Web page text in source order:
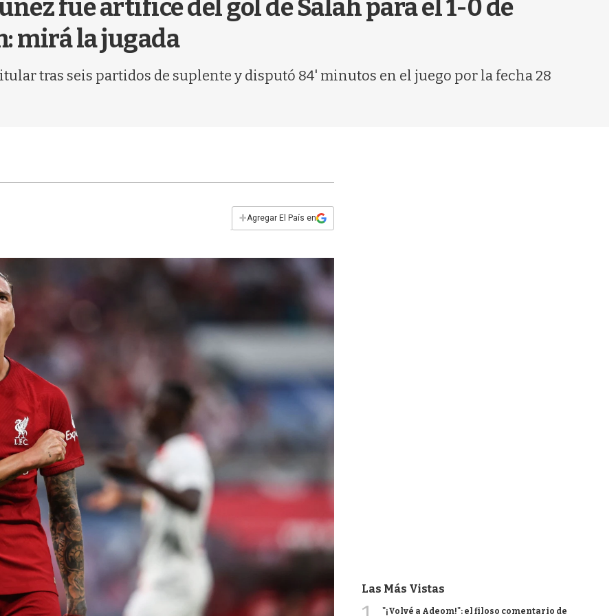
fue artífice del gol de Salah para el 1-0 de
mirá la jugada
tras seis partidos de suplente y disputó 84' minutos en el juego por la fecha 28
+Agregar El País en
Las Más Vistas
"¡Volvé a Adeom!": el filoso comentario de